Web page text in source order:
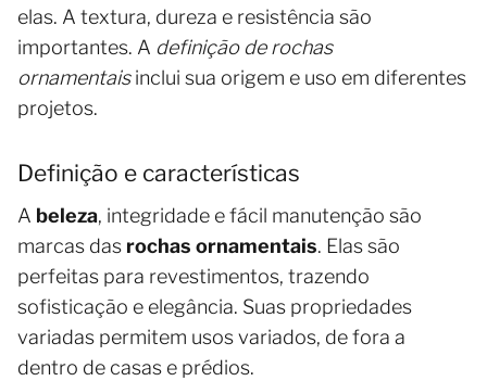
elas. A textura, dureza e resistência são
importantes. A definição de rochas
ornamentaisinclui sua origem e uso em diferentes
projetos.
Definição e características
A beleza, integridade e fácil manutenção são
marcas das rochas ornamentais. Elas são
perfeitas para revestimentos, trazendo
sofisticação e elegância. Suas propriedades
variadas permitem usos variados, de fora a
dentro de casas e prédios.